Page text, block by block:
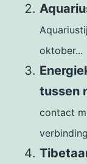
oktober...
tussen
contact